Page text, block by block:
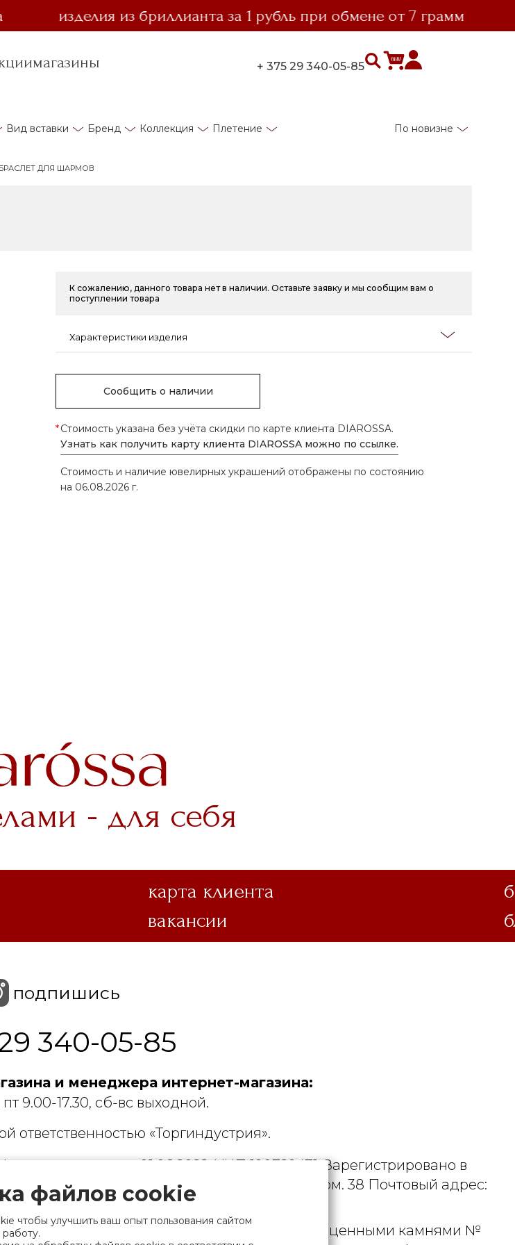
изделия из бриллианта за 1 рубль при обмене от 7 грамм
магазины + 375 29 340-05-85
Вид вставки Бренд Коллекция Плетение По новизне
ДЛЯ ШАРМОВ
К сожалению, данного товара нет в наличии. Оставьте заявку и мы сообщим вам о
поступлении товара
Характеристики изделия
Сообщить о наличии
*Стоимость указана без учёта скидки по карте клиента DIAROSSA.
Узнать как получить карту клиента DIAROSSA можно по ссылке.
Стоимость и наличие ювелирных украшений отображены по состоянию
на 06.08.2026 г.
- для себя
карта клиента
вакансии
подпишись
340-05-85
и менеджера интернет-магазина:
пт 9.00-17.30, сб-вс выходной.
ответственностью «Торгиндустрия».
01.06.2022. УНП 190729471. Зарегистрировано в
220007, г. Минск, ул. Фабрициуса, д. 9А, пом. 38 Почтовый адрес:
с драгоценными металлами и драгоценными камнями №
файлов cookie
чтобы улучшить ваш опыт пользования сайтом